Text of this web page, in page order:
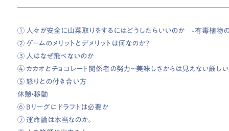
① 人々が安全に山菜取りをするにはどうしたらいいのか -有毒植物
② ゲームのメリットとデメリットは何なのか？
③ 人はなぜ飛べないのか
④ カカオとチョコレート関係者の努力〜美味しさからは見えない厳し
⑤ 怒りとの付き合い方
休憩・移動
⑥ Bリーグにドラフトは必要か
⑦ 運命論は本当なのか。